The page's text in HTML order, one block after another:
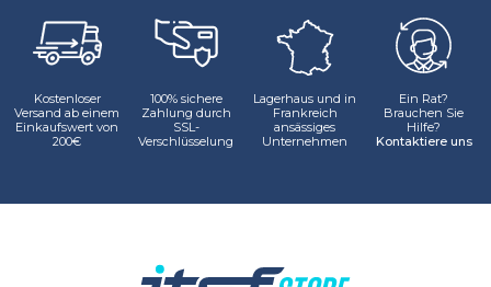
Kostenloser
Versand ab einem
Einkaufswert von
200€
100% sichere
Zahlung durch
SSL-
Verschlüsselung
Lagerhaus und in
Frankreich
ansässiges
Unternehmen
Ein Rat?
Brauchen Sie
Hilfe?
Kontaktiere uns